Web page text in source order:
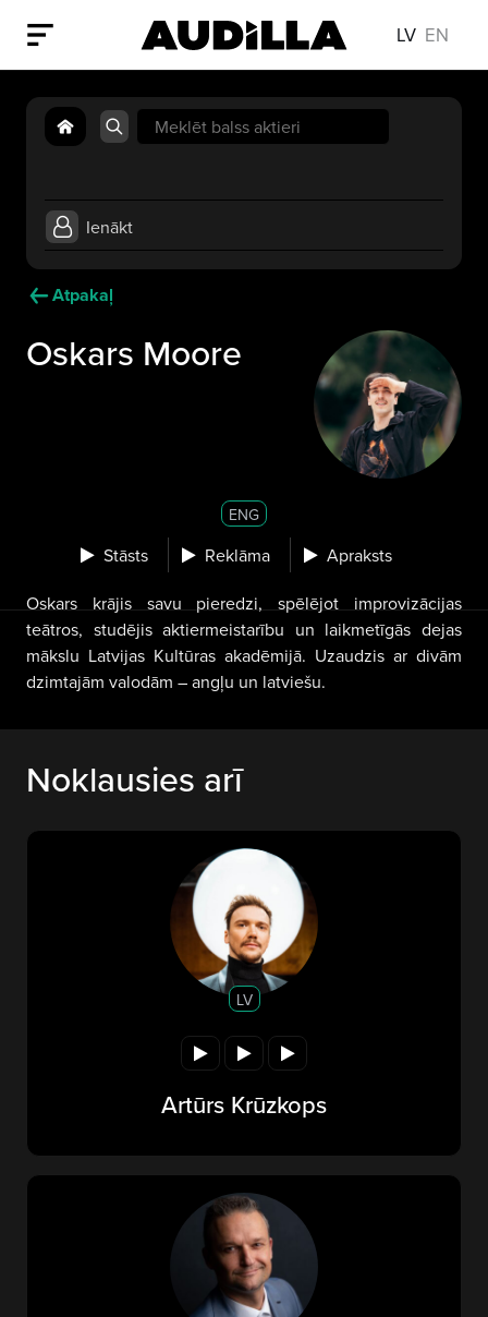
LV EN
Search
for:
Ienākt
Atpakaļ
Oskars Moore
ENG
Stāsts Reklāma Apraksts
Oskars krājis savu pieredzi, spēlējot improvizācijas
teātros, studējis aktiermeistarību un laikmetīgās dejas
mākslu Latvijas Kultūras akadēmijā. Uzaudzis ar divām
dzimtajām valodām – angļu un latviešu.
Noklausies arī
LV
Artūrs Krūzkops